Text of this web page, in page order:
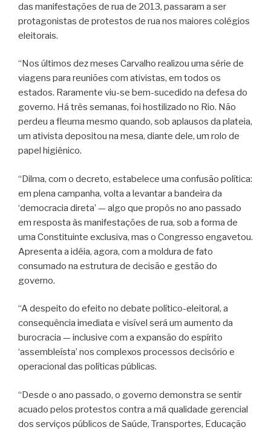
das manifestações de rua de 2013, passaram a ser
protagonistas de protestos de rua nos maiores colégios
eleitorais.
“Nos últimos dez meses Carvalho realizou uma série de
viagens para reuniões com ativistas, em todos os
estados. Raramente viu-se bem-sucedido na defesa do
governo. Há três semanas, foi hostilizado no Rio. Não
perdeu a fleuma mesmo quando, sob aplausos da plateia,
um ativista depositou na mesa, diante dele, um rolo de
papel higiênico.
“Dilma, com o decreto, estabelece uma confusão política:
em plena campanha, volta a levantar a bandeira da
‘democracia direta’ — algo que propôs no ano passado
em resposta às manifestações de rua, sob a forma de
uma Constituinte exclusiva, mas o Congresso engavetou.
Apresenta a idéia, agora, com a moldura de fato
consumado na estrutura de decisão e gestão do
governo.
“A despeito do efeito no debate político-eleitoral, a
consequência imediata e visível será um aumento da
burocracia — inclusive com a expansão do espírito
‘assembleísta’ nos complexos processos decisório e
operacional das políticas públicas.
“Desde o ano passado, o governo demonstra se sentir
acuado pelos protestos contra a má qualidade gerencial
dos serviços públicos de Saúde, Transportes, Educação